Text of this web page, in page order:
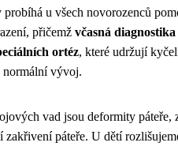
u všech novorozenců
přičemž včasná
ortéz, které udržují
normální vývoj.
vad jsou deformity páteře,
zakřivení páteře. U dětí